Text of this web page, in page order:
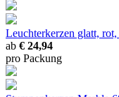
Leuchterkerzen glatt,
ab € 24,94
pro Packung